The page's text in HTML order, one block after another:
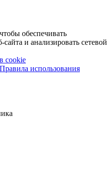
обеспечивать
и анализировать сетевой
cookie
Правила использования